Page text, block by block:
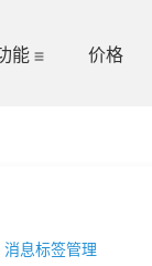
能 价格
消息标签管理